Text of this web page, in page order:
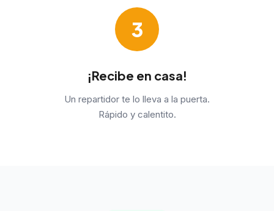
3
¡Recibe en casa!
Un repartidor te lo lleva a la puerta.
Rápido y calentito.